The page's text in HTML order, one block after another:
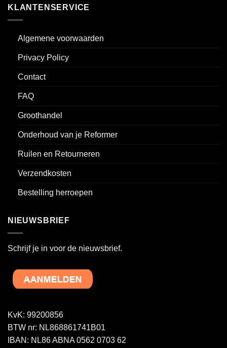
KLANTENSERVICE
Algemene voorwaarden
Privacy Policy
Contact
FAQ
Groothandel
Onderhoud van je Reformer
Ruilen en Retourneren
Verzendkosten
Bestelling herroepen
NIEUWSBRIEF
Schrijf je in voor de nieuwsbrief.
KvK: 99200856
BTW nr: NL868861741B01
IBAN: NL86 ABNA 0562 0703 62